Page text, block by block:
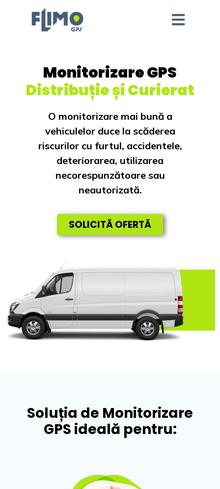
Monitorizare GPS
Distribuție și Curierat
O monitorizare mai bună a
vehiculelor duce la scăderea
riscurilor cu furtul, accidentele,
deteriorarea, utilizarea
necorespunzătoare sau
neautorizată.
SOLICITĂ OFERTĂ
Soluția de Monitorizare
GPS ideală pentru:​